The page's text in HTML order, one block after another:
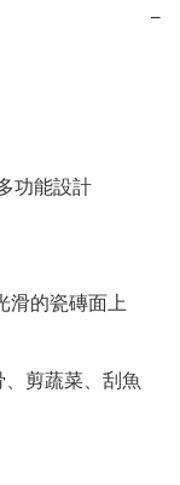
−
功能設計
滑的瓷磚面上
剪蔬菜、刮魚